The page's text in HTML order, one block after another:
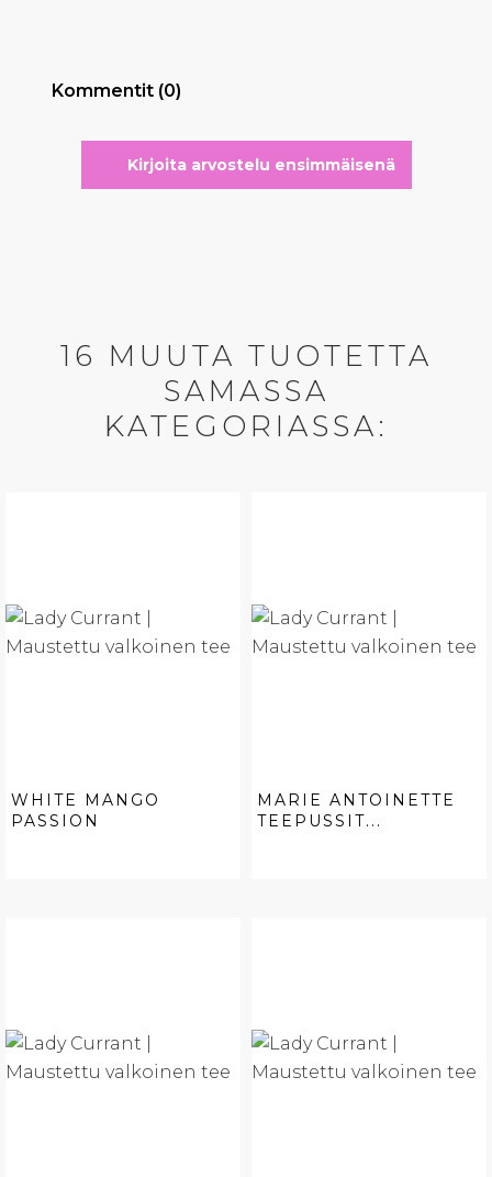
Kommentit (0)
Kirjoita arvostelu ensimmäisenä
16 MUUTA TUOTETTA
SAMASSA
KATEGORIASSA:
WHITE MANGO
PASSION
MARIE ANTOINETTE
TEEPUSSIT...